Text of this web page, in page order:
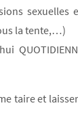
la tente,…)
taire et